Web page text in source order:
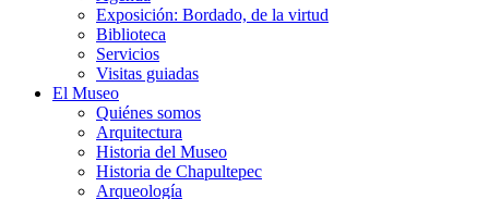
Exposición: Bordado, de la virtud
Biblioteca
Servicios
Visitas guiadas
El Museo
Quiénes somos
Arquitectura
Historia del Museo
Historia de Chapultepec
Arqueología